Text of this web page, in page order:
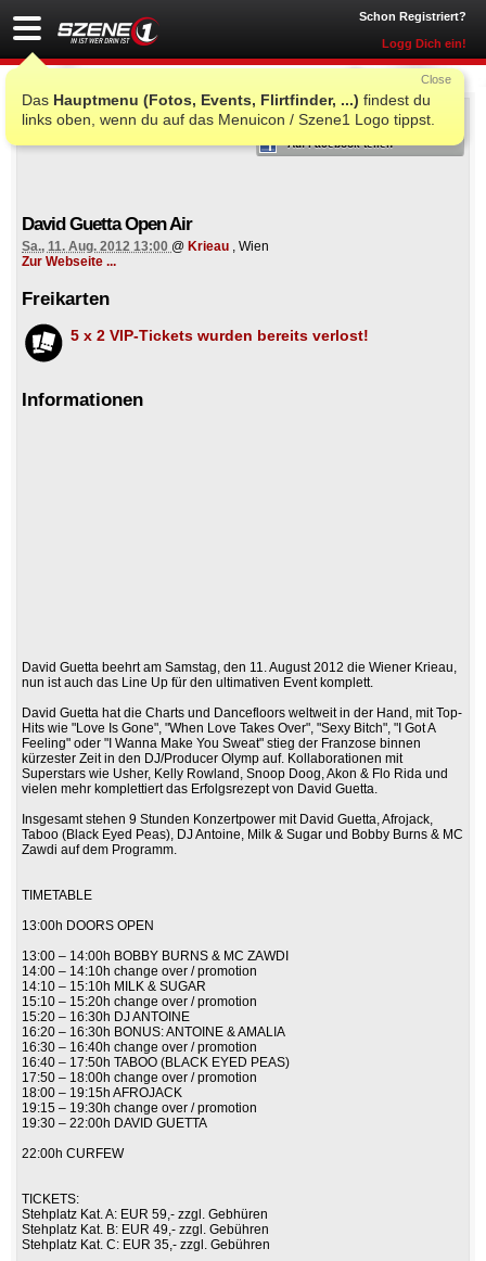
Schon Registriert?
Logg Dich ein!
Das Hauptmenu (Fotos, Events, Flirtfinder, ...) findest du
links oben, wenn du auf das Menuicon / Szene1 Logo tippst.
Close
ICH WAR AUCH DORT
Auf Facebook teilen
David Guetta Open Air
Sa., 11. Aug. 2012 13:00 @ Krieau , Wien
Zur Webseite ...
Freikarten
5 x 2 VIP-Tickets wurden bereits verlost!
Informationen
David Guetta beehrt am Samstag, den 11. August 2012 die Wiener Krieau,
nun ist auch das Line Up für den ultimativen Event komplett.
David Guetta hat die Charts und Dancefloors weltweit in der Hand, mit Top-
Hits wie "Love Is Gone", "When Love Takes Over", "Sexy Bitch", "I Got A
Feeling" oder "I Wanna Make You Sweat" stieg der Franzose binnen
kürzester Zeit in den DJ/Producer Olymp auf. Kollaborationen mit
Superstars wie Usher, Kelly Rowland, Snoop Doog, Akon & Flo Rida und
vielen mehr komplettiert das Erfolgsrezept von David Guetta.
Insgesamt stehen 9 Stunden Konzertpower mit David Guetta, Afrojack,
Taboo (Black Eyed Peas), DJ Antoine, Milk & Sugar und Bobby Burns & MC
Zawdi auf dem Programm.
TIMETABLE
13:00h DOORS OPEN
13:00 – 14:00h BOBBY BURNS & MC ZAWDI
14:00 – 14:10h change over / promotion
14:10 – 15:10h MILK & SUGAR
15:10 – 15:20h change over / promotion
15:20 – 16:30h DJ ANTOINE
16:20 – 16:30h BONUS: ANTOINE & AMALIA
16:30 – 16:40h change over / promotion
16:40 – 17:50h TABOO (BLACK EYED PEAS)
17:50 – 18:00h change over / promotion
18:00 – 19:15h AFROJACK
19:15 – 19:30h change over / promotion
19:30 – 22:00h DAVID GUETTA
22:00h CURFEW
TICKETS:
Stehplatz Kat. A: EUR 59,- zzgl. Gebhüren
Stehplatz Kat. B: EUR 49,- zzgl. Gebühren
Stehplatz Kat. C: EUR 35,- zzgl. Gebühren